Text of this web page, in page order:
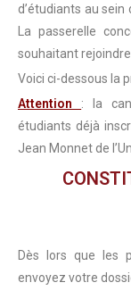
d’étudiants au sein
La passerelle
souhaitant rejoindre
Voici ci-dessous la
Attention
: la
étudiants déjà
Jean Monnet de
Dès lors que les
envoyez votre